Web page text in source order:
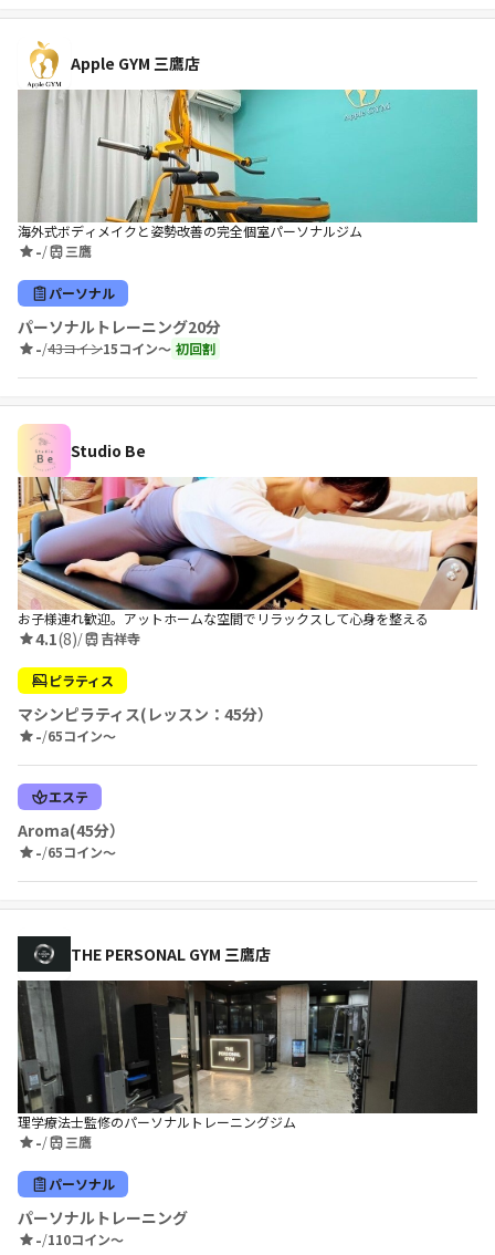
Apple GYM 三鷹店
海外式ボディメイクと姿勢改善の完全個室パーソナルジム
-/ 三鷹
パーソナル
パーソナルトレーニング20分
-/43コイン15コイン〜 初回割
Studio Be
お子様連れ歓迎。アットホームな空間でリラックスして心身を整える
4.1(8)/ 吉祥寺
ピラティス
マシンピラティス(レッスン：45分）
-/65コイン〜
エステ
Aroma(45分）
-/65コイン〜
THE PERSONAL GYM 三鷹店
理学療法士監修のパーソナルトレーニングジム
-/ 三鷹
パーソナル
パーソナルトレーニング
-/110コイン〜